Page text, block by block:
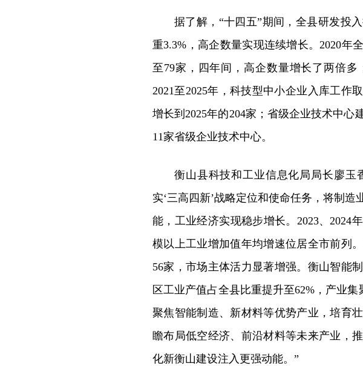
据了解，“十四五”期间，全县研发投
重3.3%，高企数量实现连续增长。2020年
至79家，四年间，高企数量增长了两倍
2021至2025年，科技型中小企业入库工作
增长到2025年的204家；省级企业技术中心
11家省级企业技术中心。
衡山县科技和工业信息化局局长廖玉
实‘三高四新’战略定位和使命任务，将制
能，工业经济实现稳步增长。2023、2024
模以上工业增加值年均增速位居全市前列
56家，市场主体活力显著增强。衡山智能
区工业产值占全县比重提升至62%，产业
聚焦智能制造、新材料等优势产业，培育
瞻布局低空经济、前沿材料等未来产业，
化新衡山建设注入更强动能。”